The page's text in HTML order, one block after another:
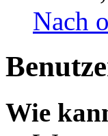
Nach
Wie